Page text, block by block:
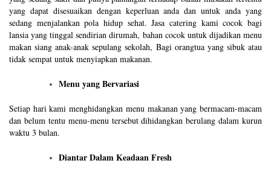
yang dapat disesuaikan dengan keperluan anda dan untuk anda yang
sedang menjalankan pola hidup sehat. Jasa catering kami cocok bagi
lansia yang tinggal sendirian dirumah, bahan cocok untuk dijadikan menu
makan siang anak-anak sepulang sekolah, Bagi orangtua yang sibuk atau
tidak sempat untuk menyiapkan makanan.
Menu yang Bervariasi
Setiap hari kami menghidangkan menu makanan yang bermacam-macam
dan belum tentu menu-menu tersebut dihidangkan berulang dalam kurun
waktu 3 bulan.
Diantar Dalam Keadaan Fresh